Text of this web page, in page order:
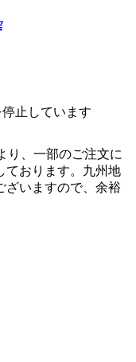
止しています
り、一部のご注文に
ております。九州地
ざいますので、余裕